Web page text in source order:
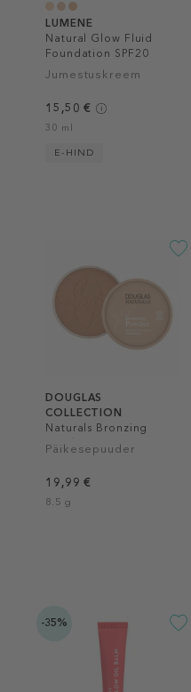
LUMENE
Natural Glow Fluid
Foundation SPF20
Jumestuskreem
15,50 €
30 ml
E-HIND
DOUGLAS
COLLECTION
Naturals Bronzing
Powder
Päikesepuuder
19,99 €
8.5 g
-35%